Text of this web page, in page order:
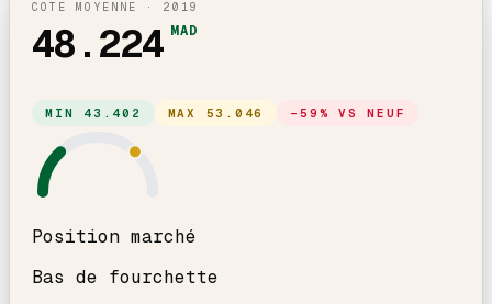
COTE MOYENNE · 2019
48.224 MAD
MIN 43.402 MAX 53.046 − 59 % VS NEUF
Position marché
Bas de fourchette